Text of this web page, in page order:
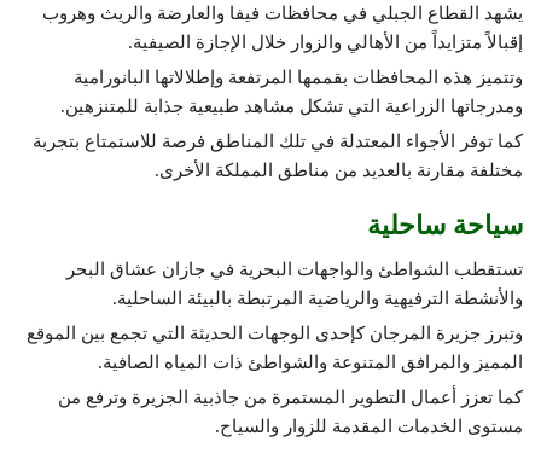
يشهد القطاع الجبلي في محافظات فيفا والعارضة والريث وهروب
إقبالاً متزايداً من الأهالي والزوار خلال الإجازة الصيفية.
وتتميز هذه المحافظات بقممها المرتفعة وإطلالاتها البانورامية
ومدرجاتها الزراعية التي تشكل مشاهد طبيعية جذابة للمتنزهين.
كما توفر الأجواء المعتدلة في تلك المناطق فرصة للاستمتاع بتجربة
مختلفة مقارنة بالعديد من مناطق المملكة الأخرى.
سياحة ساحلية
تستقطب الشواطئ والواجهات البحرية في جازان عشاق البحر
والأنشطة الترفيهية والرياضية المرتبطة بالبيئة الساحلية.
وتبرز جزيرة المرجان كإحدى الوجهات الحديثة التي تجمع بين الموقع
المميز والمرافق المتنوعة والشواطئ ذات المياه الصافية.
كما تعزز أعمال التطوير المستمرة من جاذبية الجزيرة وترفع من
مستوى الخدمات المقدمة للزوار والسياح.